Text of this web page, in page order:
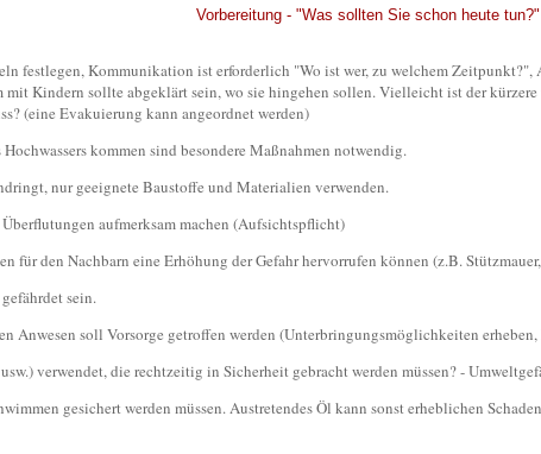
Vorbereitung - "Was sollten Sie schon heute tun?"
festlegen, Kommunikation ist erforderlich "Wo ist wer, zu welchem
Kindern sollte abgeklärt sein, wo sie hingehen sollen. Vielleicht ist der
(eine Evakuierung kann angeordnet werden)
kommen sind besondere Maßnahmen notwendig.
nur geeignete Baustoffe und Materialien verwenden.
aufmerksam machen (Aufsichtspflicht)
für den Nachbarn eine Erhöhung der Gefahr hervorrufen können (z.B.
sein.
Anwesen soll Vorsorge getroffen werden (Unterbringungsmöglichkeiten
verwendet, die rechtzeitig in Sicherheit gebracht werden müssen? -
gesichert werden müssen. Austretendes Öl kann sonst erheblichen